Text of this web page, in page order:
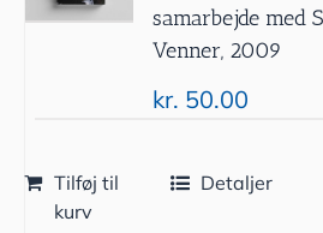
samarbejde med
Venner, 2009
kr. 50.00
Tilføj til
kurv
Detaljer